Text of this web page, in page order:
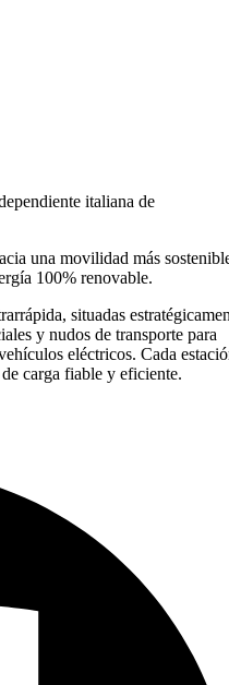
italiana de
una movilidad más
100% renovable.
situadas
y nudos de transporte para
eléctricos. Cada
carga fiable y eficiente.